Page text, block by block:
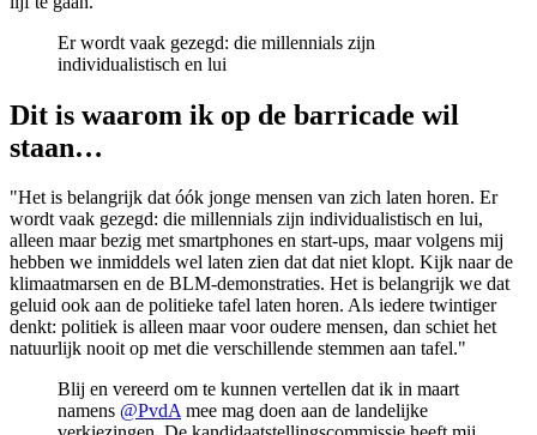
Er wordt vaak gezegd: die millennials zijn
individualistisch en lui
Dit is waarom ik op de barricade wil
staan…
"Het is belangrijk dat óók jonge mensen van zich laten horen. Er
wordt vaak gezegd: die millennials zijn individualistisch en lui,
alleen maar bezig met smartphones en start-ups, maar volgens mij
hebben we inmiddels wel laten zien dat dat niet klopt. Kijk naar de
klimaatmarsen en de BLM-demonstraties. Het is belangrijk we dat
geluid ook aan de politieke tafel laten horen. Als iedere twintiger
denkt: politiek is alleen maar voor oudere mensen, dan schiet het
natuurlijk nooit op met die verschillende stemmen aan tafel."
Blij en vereerd om te kunnen vertellen dat ik in maart
namens @PvdAmee mag doen aan de landelijke